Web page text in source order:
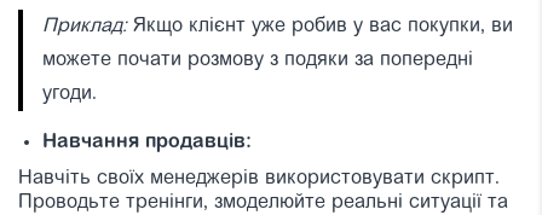
Приклад:Якщо клієнт уже робив у вас покупки, ви
можете почати розмову з подяки за попередні
угоди.
Навчання продавців:
Навчіть своїх менеджерів використовувати скрипт.
Проводьте тренінги, змоделюйте реальні ситуації та